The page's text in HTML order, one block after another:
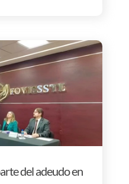
del adeudo en